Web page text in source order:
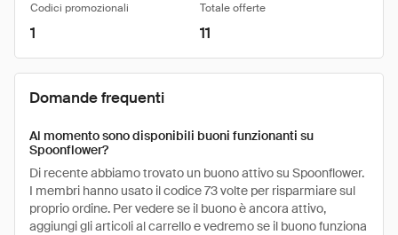
Codici promozionali Totale offerte
1 11
Domande frequenti
Al momento sono disponibili buoni funzionanti su
Spoonflower?
Di recente abbiamo trovato un buono attivo su Spoonflower.
I membri hanno usato il codice 73 volte per risparmiare sul
proprio ordine. Per vedere se il buono è ancora attivo,
aggiungi gli articoli al carrello e vedremo se il buono funziona